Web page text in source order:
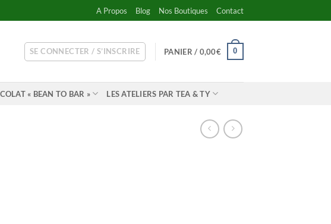
A Propos Blog Nos Boutiques Contact
SE CONNECTER / S’INSCRIRE PANIER / 0,00€ 0
« BEAN TO BAR » LES ATELIERS PAR TEA & TY